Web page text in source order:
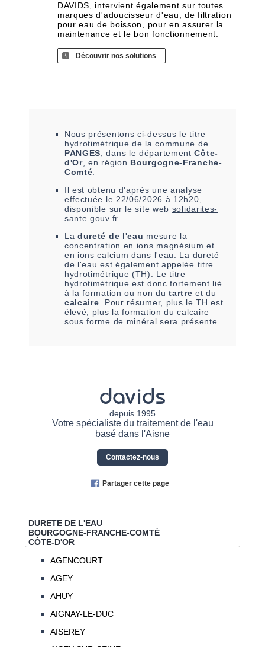
DAVIDS, intervient également sur toutes
marques d'adoucisseur d'eau, de filtration
pour eau de boisson, pour en assurer la
maintenance et le bon fonctionnement.
Découvrir nos solutions
Nous présentons ci-dessus le titre
hydrotimétrique de la commune de
PANGES , dans le départementCôte-
d'Or, en région Bourgogne-Franche-
Comté
Il est obtenu d'après une analyse
effectuée le 22/06/2026 à 12h20
disponible sur le site web solidarites-
sante.gouv.fr.
La dureté de l'eau mesure la
concentration en ions magnésium et
en ions calcium dans l'eau. La dureté
de l'eau est également appelée titre
hydrotimétrique (TH). Le titre
hydrotimétrique est donc fortement lié
à la formation ou non dutartre et du
calcaire . Pour résumer, plus le TH est
élevé, plus la formation du calcaire
sous forme de minéral sera présente.
davids
depuis 1995
Votre spécialiste du traitement de l'eau
basé dans l'Aisne
Contactez-nous
Partager cette page
DURETE DE L'EAU
BOURGOGNE-FRANCHE-COMTÉ
CÔTE-D'OR
AGENCOURT
AGEY
AHUY
AIGNAY-LE-DUC
AISEREY